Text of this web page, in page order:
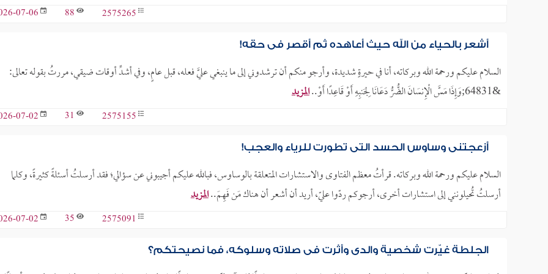
2575265
88
07-06
أشعر بالحياء من الله حيث أعاهده ثم أقصر في حقه!
السلام عليكم ورحمة الله وبركاته، أنا في حيرةٍ شديدة، وأرجو منكم أن ترشدوني إلى ما ينبغي عليَّ فعله، قبل عامٍ، وفي أشدِّ أوقات ضيقي، مررتُ بقوله تعالى:
&64831;وَإِذَا مَسَّ الْإِنسَانَ الضُّرُّ دَعَانَا لِجَنبِهِ أَوْ قَاعِدًا أَوْ..
المزيد
2575155
31
07-02
أزعجتني وساوس الحسد التي تطورت للرياء والعجب!
السلام عليكم ورحمة الله وبركاته. قرأتُ معظم الفتاوى والاستشارات المتعلقة بالوساوس، فبالله عليكم أجيبوني عن سؤالي؛ فقد أرسلتُ أسئلةً كثيرةً، وكلما
أرسلتُ تُحيلونني إلى استشارات أخرى، أرجوكم ردّوا عليّ، أريد أن أشعر أن هناك مَن فَهِمَ..المزيد
2575091
35
07-02
الجلطة غيّرت شخصية والدي وأثرت في صلاته وسلوكه، فما نصيحتكم؟